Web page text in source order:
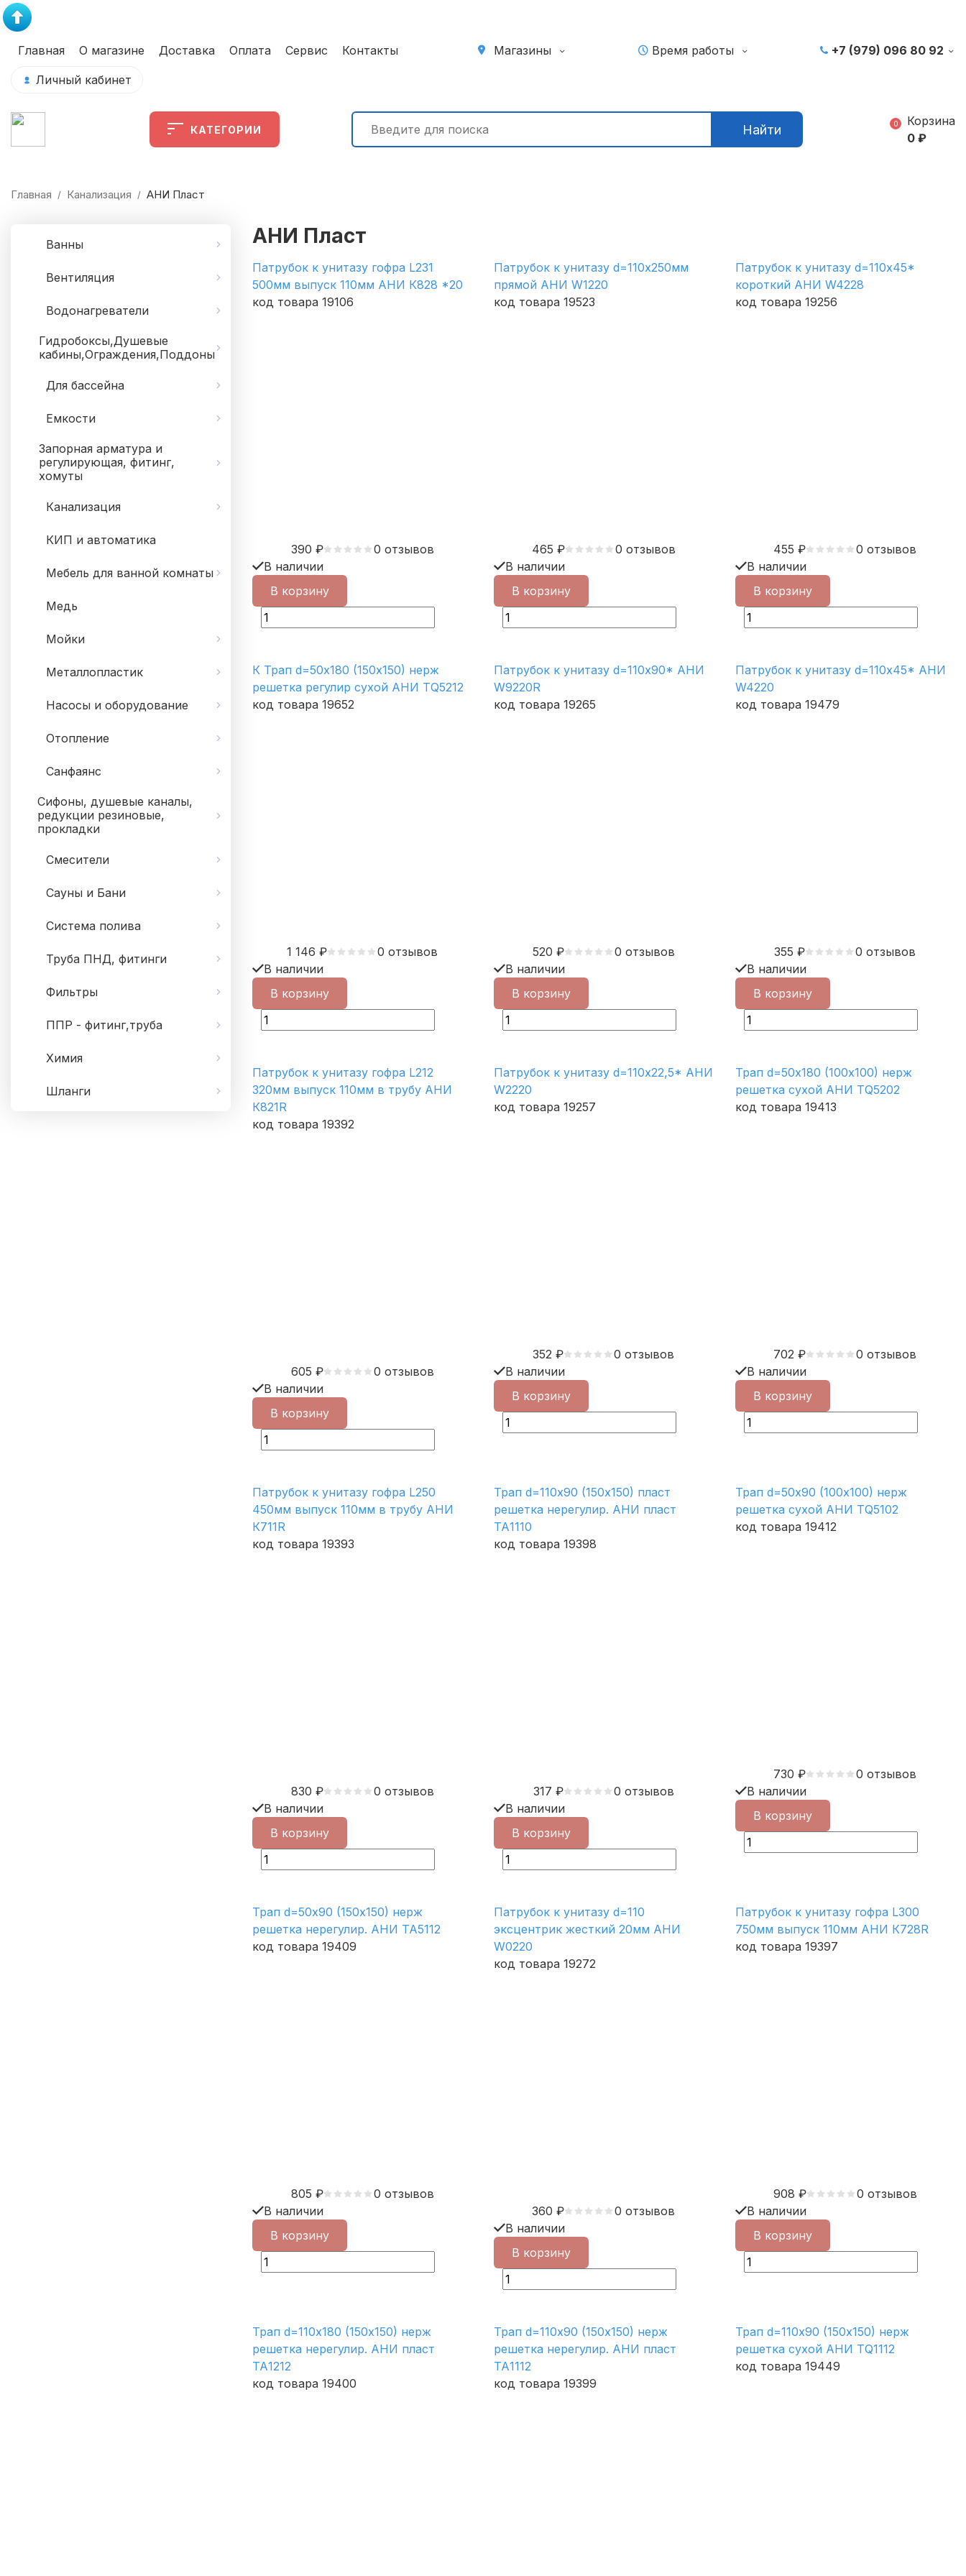
Главная О магазине Доставка Оплата Сервис Контакты Магазины Время работы +7 (979) 096 80 92
Личный кабинет
КАТЕГОРИИ Найти 0
Корзина
0 ₽
Главная / Канализация / АНИ Пласт
Ванны
Вентиляция
Водонагреватели
Гидробоксы,Душевые
кабины,Ограждения,Поддоны
Для бассейна
Емкости
Запорная арматура и
регулирующая, фитинг,
хомуты
Канализация
КИП и автоматика
Мебель для ванной комнаты
Медь
Мойки
Металлопластик
Насосы и оборудование
Отопление
Санфаянс
Сифоны, душевые каналы,
редукции резиновые,
прокладки
Смесители
Сауны и Бани
Система полива
Труба ПНД, фитинги
Фильтры
ППР - фитинг,труба
Химия
Шланги
АНИ Пласт
Патрубок к унитазу гофра L231
500мм выпуск 110мм АНИ К828 *20
код товара 19106
390 ₽
0 отзывов
В наличии
В корзину
Патрубок к унитазу d=110х250мм
прямой АНИ W1220
код товара 19523
465 ₽
0 отзывов
В наличии
В корзину
Патрубок к унитазу d=110х45*
короткий АНИ W4228
код товара 19256
455 ₽
0 отзывов
В наличии
В корзину
К Трап d=50х180 (150х150) нерж
решетка регулир сухой АНИ TQ5212
код товара 19652
1 146 ₽
0 отзывов
В наличии
В корзину
Патрубок к унитазу d=110х90* АНИ
W9220R
код товара 19265
520 ₽
0 отзывов
В наличии
В корзину
Патрубок к унитазу d=110х45* АНИ
W4220
код товара 19479
355 ₽
0 отзывов
В наличии
В корзину
Патрубок к унитазу гофра L212
320мм выпуск 110мм в трубу АНИ
К821R
код товара 19392
605 ₽
0 отзывов
В наличии
В корзину
Патрубок к унитазу d=110х22,5* АНИ
W2220
код товара 19257
352 ₽
0 отзывов
В наличии
В корзину
Трап d=50х180 (100х100) нерж
решетка сухой АНИ ТQ5202
код товара 19413
702 ₽
0 отзывов
В наличии
В корзину
Патрубок к унитазу гофра L250
450мм выпуск 110мм в трубу АНИ
К711R
код товара 19393
830 ₽
0 отзывов
В наличии
В корзину
Трап d=110х90 (150х150) пласт
решетка нерегулир. АНИ пласт
ТА1110
код товара 19398
317 ₽
0 отзывов
В наличии
В корзину
Трап d=50х90 (100х100) нерж
решетка сухой АНИ ТQ5102
код товара 19412
730 ₽
0 отзывов
В наличии
В корзину
Трап d=50х90 (150х150) нерж
решетка нерегулир. АНИ ТА5112
код товара 19409
805 ₽
0 отзывов
В наличии
В корзину
Патрубок к унитазу d=110
эксцентрик жесткий 20мм АНИ
W0220
код товара 19272
360 ₽
0 отзывов
В наличии
В корзину
Патрубок к унитазу гофра L300
750мм выпуск 110мм АНИ К728R
код товара 19397
908 ₽
0 отзывов
В наличии
В корзину
Трап d=110х180 (150х150) нерж
решетка нерегулир. АНИ пласт
ТА1212
код товара 19400
Трап d=110х90 (150х150) нерж
решетка нерегулир. АНИ пласт
ТА1112
код товара 19399
Трап d=110х90 (150х150) нерж
решетка сухой АНИ ТQ1112
код товара 19449